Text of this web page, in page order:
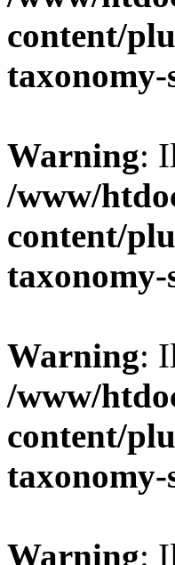
content/
Warning:
/www/
content/
Warning:
/www/
content/
Warning: